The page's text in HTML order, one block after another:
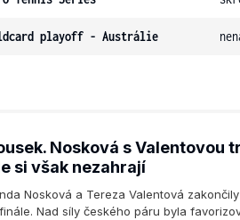
playoff - Austrálie
Nosková s Valentovou
si však nezahrají
Nosková a Tereza Valentová
Nad síly českého páru byla